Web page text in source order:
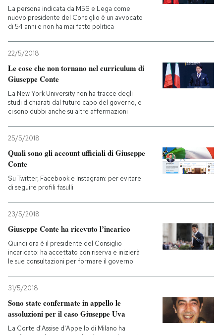
La persona indicata da M5S e Lega come
nuovo presidente del Consiglio è un avvocato
di 54 anni e non ha mai fatto politica
22/5/2018
Le cose che non tornano nel curriculum di
Giuseppe Conte
La New York University non ha tracce degli
studi dichiarati dal futuro capo del governo, e
ci sono dubbi anche su altre affermazioni
25/5/2018
Quali sono gli account ufficiali di Giuseppe
Conte
Su Twitter, Facebook e Instagram: per evitare
di seguire profili fasulli
23/5/2018
Giuseppe Conte ha ricevuto l’incarico
Quindi ora è il presidente del Consiglio
incaricato: ha accettato con riserva e inizierà
le sue consultazioni per formare il governo
31/5/2018
Sono state confermate in appello le
assoluzioni per il caso Giuseppe Uva
La Corte d'Assise d'Appello di Milano ha